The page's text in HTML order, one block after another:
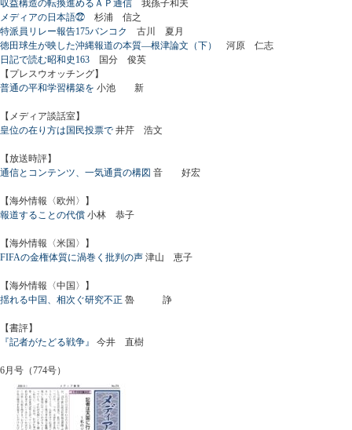
収益構造の転換進めるＡＰ通信 我孫子和夫
メディアの日本語㉒ 杉浦 信之
特派員リレー報告175バンコク
古川 夏月
徳田球生が映した沖縄報道の本質―根津論文（下）
河原 仁志
日記で読む昭和史163 国分 俊英
【プレスウオッチング】
普通の平和学習構築を 小池 新
【メディア談話室】
皇位の在り方は国民投票で 井芹 浩文
【放送時評】
通信とコンテンツ、一気通貫の構図 音 好宏
【海外情報〈欧州〉】
報道することの代償 小林 恭子
【海外情報〈米国〉】
FIFAの金権体質に渦巻く批判の声 津山 恵子
【海外情報〈中国〉】
揺れる中国、相次ぐ研究不正 魯 諍
【書評】
『記者がたどる戦争』
今井 直樹
6月号（774号）